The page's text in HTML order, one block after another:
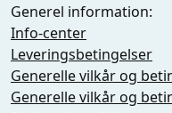
Generel information:
Info-center
Leveringsbetingelser
Generelle vilkår og
Generelle vilkår og